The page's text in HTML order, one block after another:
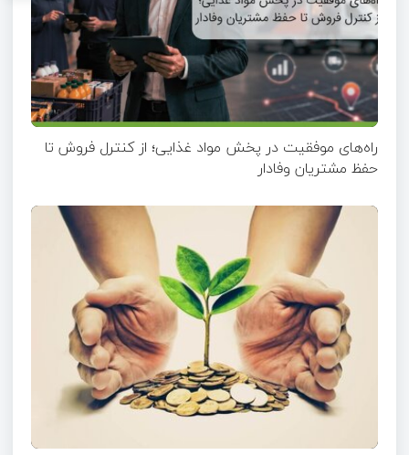
راه‌های موفقیت در پخش مواد غذایی؛ از کنترل فروش تا
حفظ مشتریان وفادار